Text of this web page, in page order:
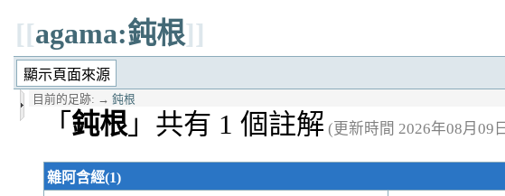
[[agama:鈍根]]
目前的足跡: → 鈍根
「 鈍根」共有 1 個註解 (更新時間 2026年08月09
雜阿含經(1)